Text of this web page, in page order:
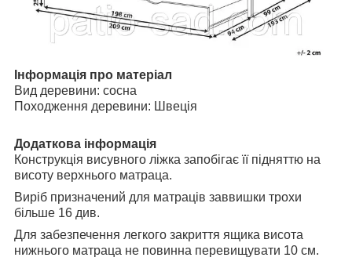
Інформація про матеріал
Вид деревини: сосна
Походження деревини: Швеція
Додаткова інформація
Конструкція висувного ліжка запобігає її підняттю на
висоту верхнього матраца.
Виріб призначений для матраців заввишки трохи
більше 16 див.
Для забезпечення легкого закриття ящика висота
нижнього матраца не повинна перевищувати 10 см.